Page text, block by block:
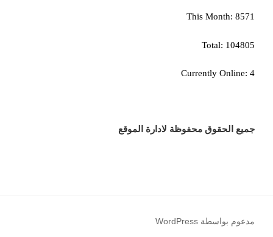
This Month: 8571
Total: 104805
Currently Online: 4
جميع الحقوق محفوظة لادارة الموقع
مدعوم بواسطة WordPress